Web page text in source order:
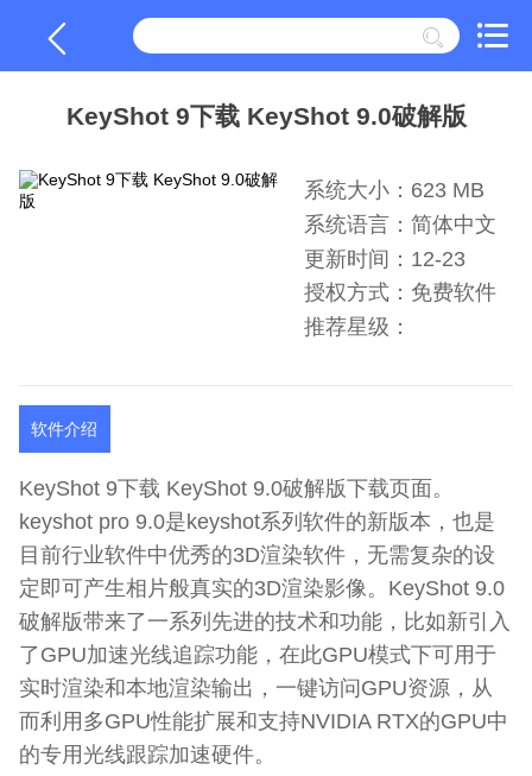
KeyShot 9下载 KeyShot 9.0破解版
系统大小：623 MB
系统语言：简体中文
更新时间：12-23
授权方式：免费软件
推荐星级：
软件介绍
KeyShot 9下载 KeyShot 9.0破解版下载页面。
keyshot pro 9.0是keyshot系列软件的新版本，也是
目前行业软件中优秀的3D渲染软件，无需复杂的设
定即可产生相片般真实的3D渲染影像。KeyShot 9.0
破解版带来了一系列先进的技术和功能，比如新引入
了GPU加速光线追踪功能，在此GPU模式下可用于
实时渲染和本地渲染输出，一键访问GPU资源，从
而利用多GPU性能扩展和支持NVIDIA RTX的GPU中
的专用光线跟踪加速硬件。